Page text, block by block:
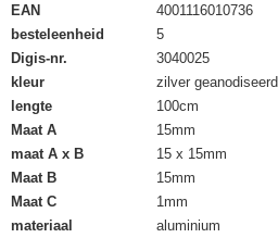
EAN
4001116010736
besteleenheid
5
Digis-nr.
3040025
kleur
zilver geanodiseerd
lengte
100cm
Maat A
15mm
maat A x B
15 x 15mm
Maat B
15mm
Maat C
1mm
materiaal
aluminium